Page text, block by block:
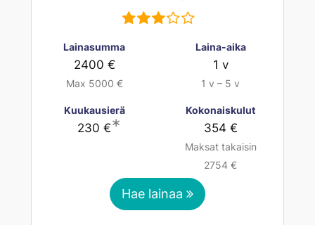
Lainasumma
2400 €
Max 5000 €
Laina-aika
1 v
1 v – 5 v
Kuukausierä
230 €∗
Kokonaiskulut
354 €
Maksat takaisin
2754 €
Hae lainaa